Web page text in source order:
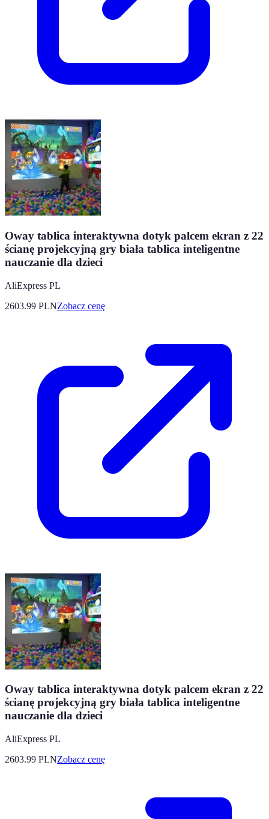
Oway tablica interaktywna dotyk palcem ekran z 22
ścianę projekcyjną gry biała tablica inteligentne
nauczanie dla dzieci
AliExpress PL
2603.99 PLNZobacz cenę
Oway tablica interaktywna dotyk palcem ekran z 22
ścianę projekcyjną gry biała tablica inteligentne
nauczanie dla dzieci
AliExpress PL
2603.99 PLNZobacz cenę